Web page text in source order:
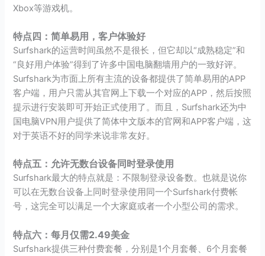
Xbox等游戏机。
特点四：简单易用，客户体验好
Surfshark的运营时间虽然不是很长，但它却以“成熟稳定”和
“良好用户体验”得到了许多中国电脑翻墙用户的一致好评。
Surfshark为市面上所有主流的设备都提供了简单易用的APP
客户端，用户只需从其官网上下载一个对应的APP，然后按照
提示进行安装即可开始正式使用了。而且，Surfshark还为中
国电脑VPN用户提供了简体中文版本的官网和APP客户端，这
对于英语不好的同学来说非常友好。
特点五：允许无数台设备同时登录使用
Surfshark最大的特点就是：不限制登录设备数。也就是说你
可以在无数台设备上同时登录使用同一个Surfshark付费帐
号，这完全可以满足一个大家庭或者一个小型公司的需求。
特点六：每月仅需2.49美金
Surfshark提供三种付费套餐，分别是1个月套餐、6个月套餐